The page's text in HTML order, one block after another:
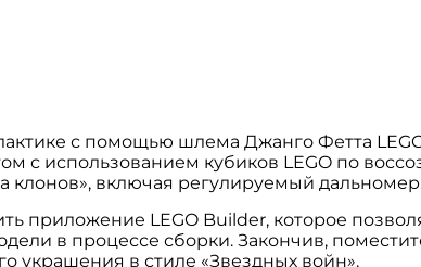
с помощью шлема Джанго Фетта
с использованием кубиков LEGO по
клонов», включая регулируемый
приложение LEGO Builder, которое
в процессе сборки. Закончив,
украшения в стиле «Звездных войн».